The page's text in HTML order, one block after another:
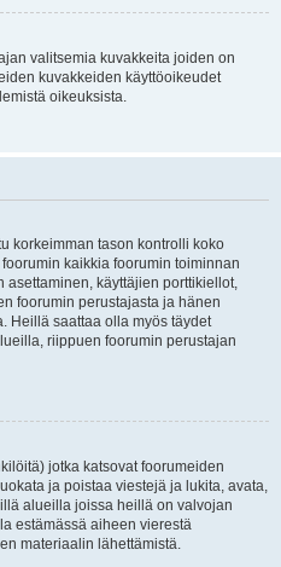
valitsemia kuvakkeita joiden on
kuvakkeiden käyttöoikeudet
oikeuksista.
korkeimman tason kontrolli koko
kaikkia foorumin toiminnan
käyttäjien porttikiellot,
foorumin perustajasta ja hänen
Heillä saattaa olla myös täydet
riippuen foorumin perustajan
jotka katsovat foorumeiden
ja poistaa viestejä ja lukita, avata,
alueilla joissa heillä on valvojan
estämässä aiheen vierestä
materiaalin lähettämistä.